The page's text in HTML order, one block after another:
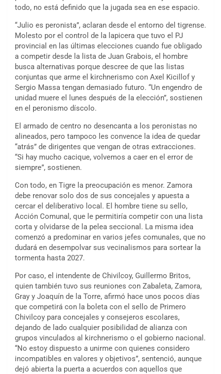
todo, no está definido que la jugada sea en ese espacio.
“Julio es peronista”, aclaran desde el entorno del tigrense.
Molesto por el control de la lapicera que tuvo el PJ
provincial en las últimas elecciones cuando fue obligado
a competir desde la lista de Juan Grabois, el hombre
busca alternativas porque descree de que las listas
conjuntas que arme el kirchnerismo con Axel Kicillof y
Sergio Massa tengan demasiado futuro. “Un engendro de
unidad muere el lunes después de la elección”, sostienen
en el peronismo díscolo.
El armado de centro no desencanta a los peronistas no
alineados, pero tampoco les convence la idea de quedar
“atrás” de dirigentes que vengan de otras extracciones.
“Si hay mucho cacique, volvemos a caer en el error de
siempre”, sostienen.
Con todo, en Tigre la preocupación es menor. Zamora
debe renovar solo dos de sus concejales y apuesta a
cercar el deliberativo local. El hombre tiene su sello,
Acción Comunal, que le permitiría competir con una lista
corta y olvidarse de la pelea seccional. La misma idea
comenzó a predominar en varios jefes comunales, que no
dudará en desempolvar sus vecinalismos para sortear la
tormenta hasta 2027.
Por caso, el intendente de Chivilcoy, Guillermo Britos,
quien también tuvo sus reuniones con Zabaleta, Zamora,
Gray y Joaquín de la Torre, afirmó hace unos pocos días
que competirá con la boleta con el sello de Primero
Chivilcoy para concejales y consejeros escolares,
dejando de lado cualquier posibilidad de alianza con
grupos vinculados al kirchnerismo o el gobierno nacional.
“No estoy dispuesto a unirme con quienes considero
incompatibles en valores y objetivos”, sentenció, aunque
dejó abierta la puerta a acuerdos con aquellos que